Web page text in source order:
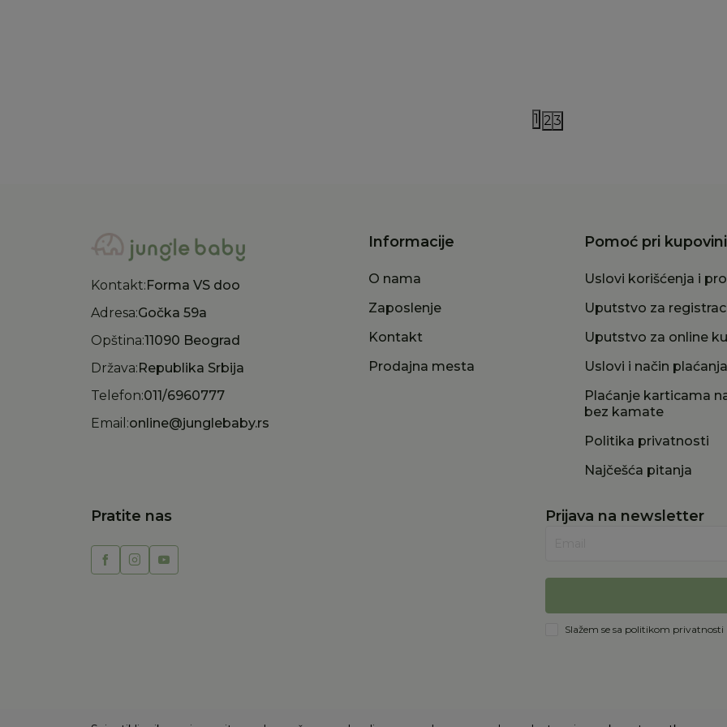
1 23
Kontakt:Forma VS doo
Adresa:Gočka 59a
Opština:11090 Beograd
Država:Republika Srbija
Telefon:011/6960777
Email:online@junglebaby.rs
Informacije
O nama
Zaposlenje
Kontakt
Prodajna mesta
Pomoć pri kupovini
Uslovi korišćenja i
Uputstvo za
Uputstvo za online
Uslovi i način plaćanja
Plaćanje karticama
bez kamate
Politika privatnosti
Najčešća pitanja
Pratite nas Prijava na newsletter
Slažem se sa politikom privatnosti